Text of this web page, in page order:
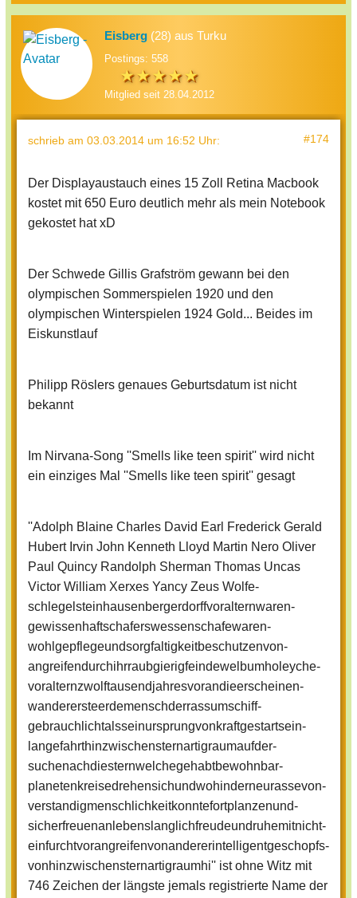
Eisberg (28) aus Turku
Postings: 558
Mitglied seit 28.04.2012
schrieb am 03.03.2014 um 16:52 Uhr: #174
Der Displayaustauch eines 15 Zoll Retina Macbook
kostet mit 650 Euro deutlich mehr als mein Notebook
gekostet hat xD
Der Schwede Gillis Grafström gewann bei den
olympischen Sommerspielen 1920 und den
olympischen Winterspielen 1924 Gold... Beides im
Eiskunstlauf
Philipp Röslers genaues Geburtsdatum ist nicht
bekannt
Im Nirvana-Song ''Smells like teen spirit'' wird nicht
ein einziges Mal ''Smells like teen spirit'' gesagt
''Adolph Blaine Charles David Earl Frederick Gerald
Hubert Irvin John Kenneth Lloyd Martin Nero Oliver
Paul Quincy Randolph Sherman Thomas Uncas
Victor William Xerxes Yancy Zeus Wolfe­
schlegelstein­hausenberger­dorffvoraltern­waren­
gewissenhaft­schaferswessen­schafewaren­
wohlgepflege­und­sorgfaltigkeit­beschutzen­von­
angreifen­durch­ihrraubgierigfeinde­welbumholeyche­
voraltern­zwolftausend­jahres­vorandieerscheinen­
wander­ersteer­dem­enschderrassumschiff­
gebrauchlicht­als­sein­ursprung­von­kraftgestart­sein­
lange­fahrt­hinzwischen­sternartigraum­auf­der­
suchenach­diestern­welche­gehabt­bewohnbar­
planeten­kreise­drehen­sich­und­wohin­der­neurasse­von­
verstandigmen­schlichkeit­konnte­fortplanzen­und­
sicher­freuen­anlebens­langlich­freude­und­ruhe­mit­nicht­
ein­furcht­vor­angreifen­von­anderer­intelligent­geschopfs­
von­hinzwischensternartigraumhi'' ist ohne Witz mit
746 Zeichen der längste jemals registrierte Name der